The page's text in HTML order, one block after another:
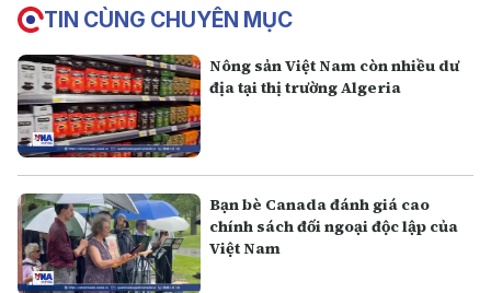
TIN CÙNG CHUYÊN MỤC
Nông sản Việt Nam còn nhiều dư
địa tại thị trường Algeria
Bạn bè Canada đánh giá cao
chính sách đối ngoại độc lập của
Việt Nam